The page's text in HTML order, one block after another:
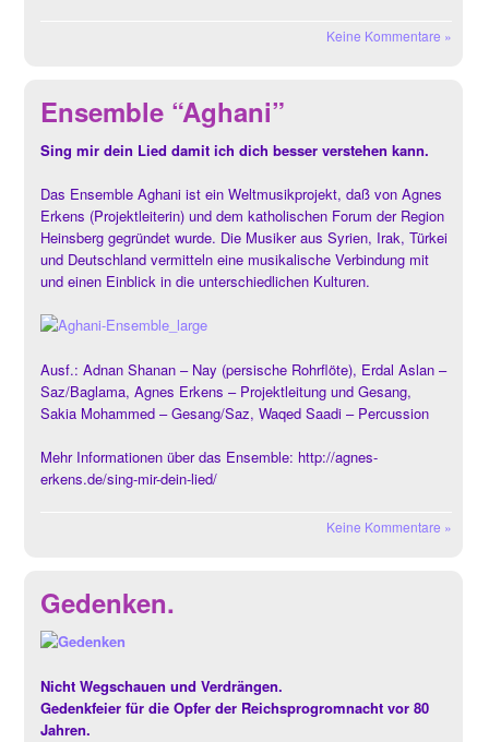
Keine Kommentare »
Ensemble “Aghani”
Sing mir dein Lied damit ich dich besser verstehen kann.
Das Ensemble Aghani ist ein Weltmusikprojekt, daß von Agnes
Erkens (Projektleiterin) und dem katholischen Forum der Region
Heinsberg gegründet wurde. Die Musiker aus Syrien, Irak, Türkei
und Deutschland vermitteln eine musikalische Verbindung mit
und einen Einblick in die unterschiedlichen Kulturen.
Ausf.: Adnan Shanan – Nay (persische Rohrflöte), Erdal Aslan –
Saz/Baglama, Agnes Erkens – Projektleitung und Gesang,
Sakia Mohammed – Gesang/Saz, Waqed Saadi – Percussion
Mehr Informationen über das Ensemble: http://agnes-
erkens.de/sing-mir-dein-lied/
Keine Kommentare »
Gedenken.
Nicht Wegschauen und Verdrängen.
Gedenkfeier für die Opfer der Reichsprogromnacht vor 80
Jahren.